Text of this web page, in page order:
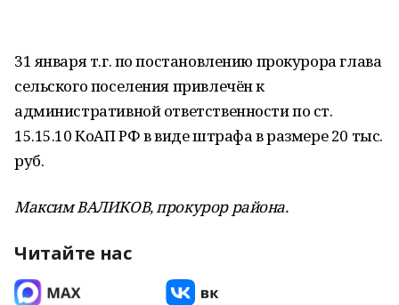
31 января т.г. по постановлению прокурора глава
сельского поселения привлечён к
административной ответственности по ст.
15.15.10 КоАП РФ в виде штрафа в размере 20 тыс.
руб.
Максим ВАЛИКОВ, прокурор района.
Читайте нас